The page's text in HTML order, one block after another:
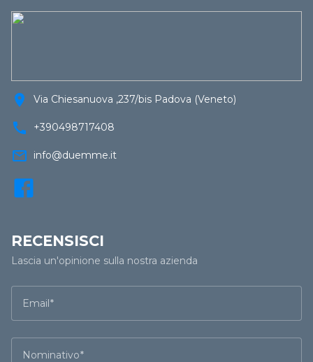
location_on Via Chiesanuova ,237/bis Padova (Veneto)
call +390498717408
mail_outline info@duemme.it
RECENSISCI
Lascia un'opinione sulla nostra azienda
Email
Nominativo